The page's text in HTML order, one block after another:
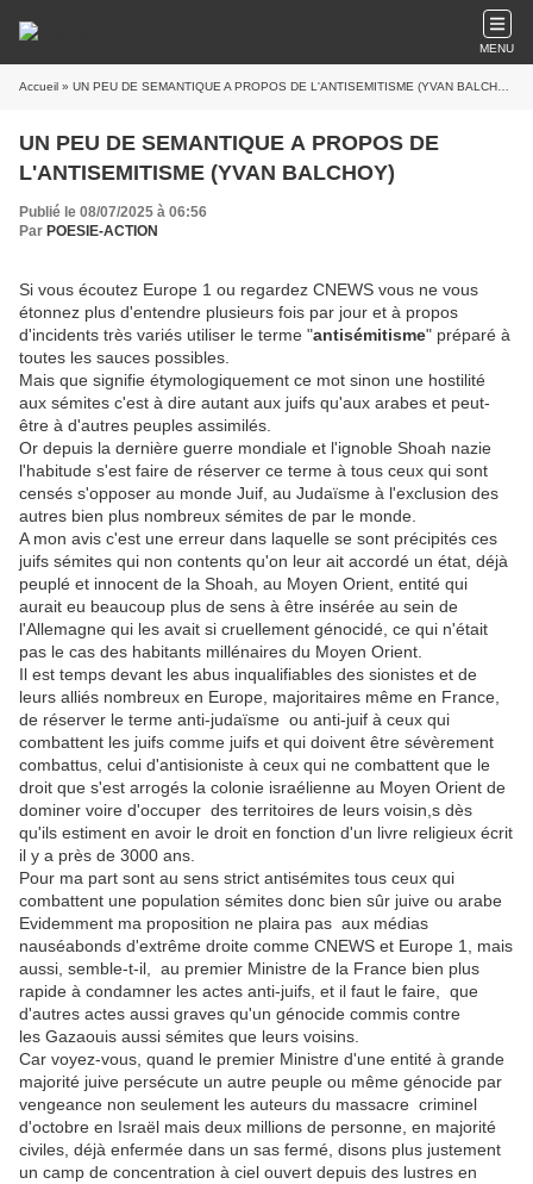
MENU
Accueil » UN PEU DE SEMANTIQUE A PROPOS DE L'ANTISEMITISME (YVAN BALCHOY)
UN PEU DE SEMANTIQUE A PROPOS DE
L'ANTISEMITISME (YVAN BALCHOY)
Publié le 08/07/2025 à 06:56
Par POESIE-ACTION
Si vous écoutez Europe 1 ou regardez CNEWS vous ne vous
étonnez plus d'entendre plusieurs fois par jour et à propos
d'incidents très variés utiliser le terme "antisémitisme" préparé à
toutes les sauces possibles.
Mais que signifie étymologiquement ce mot sinon une hostilité
aux sémites c'est à dire autant aux juifs qu'aux arabes et peut-
être à d'autres peuples assimilés.
Or depuis la dernière guerre mondiale et l'ignoble Shoah nazie
l'habitude s'est faire de réserver ce terme à tous ceux qui sont
censés s'opposer au monde Juif, au Judaïsme à l'exclusion des
autres bien plus nombreux sémites de par le monde.
A mon avis c'est une erreur dans laquelle se sont précipités ces
juifs sémites qui non contents qu'on leur ait accordé un état, déjà
peuplé et innocent de la Shoah, au Moyen Orient, entité qui
aurait eu beaucoup plus de sens à être insérée au sein de
l'Allemagne qui les avait si cruellement génocidé, ce qui n'était
pas le cas des habitants millénaires du Moyen Orient.
Il est temps devant les abus inqualifiables des sionistes et de
leurs alliés nombreux en Europe, majoritaires même en France,
de réserver le terme anti-judaïsme ou anti-juif à ceux qui
combattent les juifs comme juifs et qui doivent être sévèrement
combattus, celui d'antisioniste à ceux qui ne combattent que le
droit que s'est arrogés la colonie israélienne au Moyen Orient de
dominer voire d'occuper des territoires de leurs voisin,s dès
qu'ils estiment en avoir le droit en fonction d'un livre religieux écrit
il y a près de 3000 ans.
Pour ma part sont au sens strict antisémites tous ceux qui
combattent une population sémites donc bien sûr juive ou arabe
Evidemment ma proposition ne plaira pas aux médias
nauséabonds d'extrême droite comme CNEWS et Europe 1, mais
aussi, semble-t-il, au premier Ministre de la France bien plus
rapide à condamner les actes anti-juifs, et il faut le faire, que
d'autres actes aussi graves qu'un génocide commis contre
les Gazaouis aussi sémites que leurs voisins.
Car voyez-vous, quand le premier Ministre d'une entité à grande
majorité juive persécute un autre peuple ou même génocide par
vengeance non seulement les auteurs du massacre criminel
d'octobre en Israël mais deux millions de personne, en majorité
civiles, déjà enfermée dans un sas fermé, disons plus justement
un camp de concentration à ciel ouvert depuis des lustres en